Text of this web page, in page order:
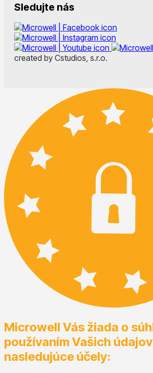
Sledujte nás
created by Cstudios, s.r.o.
Microwell Vás žiada o
používaním Vašich
nasledujúce účely: